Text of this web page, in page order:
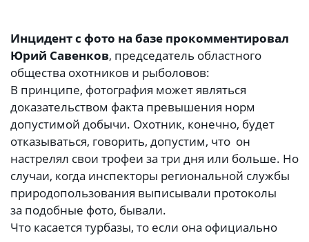
Инцидент с фото на базе прокомментировал
Юрий Савенков, председатель областного
общества охотников и рыболовов:
В принципе, фотография может являться
доказательством факта превышения норм
допустимой добычи. Охотник, конечно, будет
отказываться, говорить, допустим, что он
настрелял свои трофеи за три дня или больше. Но
случаи, когда инспекторы региональной службы
природопользования выписывали протоколы
за подобные фото, бывали.
Что касается турбазы, то если она официально